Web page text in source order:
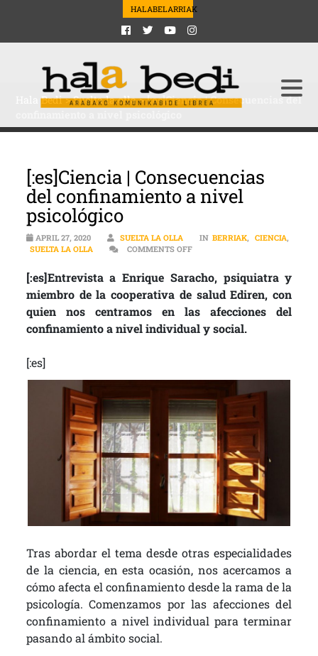
HALABELARRIAK
Hala Bedi>Suelta la olla>[:es]Ciencia | Consecuencias del
[:es]Ciencia | Consecuencias
del confinamiento a nivel
psicológico
APRIL 27, 2020 SUELTA LA OLLA IN BERRIAK, CIENCIA,
SUELTA LA OLLA
COMMENTS OFFON [:ES]CIENCIA |
[:es]Entrevista a Enrique Saracho, psiquiatra y
miembro de la cooperativa de salud Ediren, con
quien nos centramos en las afecciones del
confinamiento a nivel individual y social.
[:es]
Tras abordar el tema desde otras especialidades
de la ciencia, en esta ocasión, nos acercamos a
cómo afecta el confinamiento desde la rama de la
psicología. Comenzamos por las afecciones del
confinamiento a nivel individual para terminar
pasando al ámbito social.